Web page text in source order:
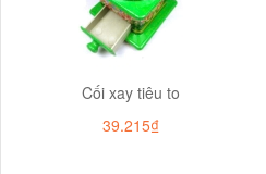
Cối xay tiêu to
39.215₫